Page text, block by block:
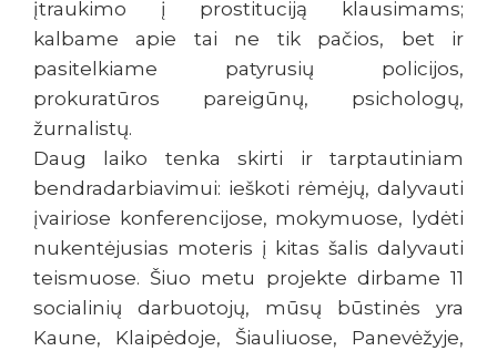
įtraukimo į prostituciją klausimams;
kalbame apie tai ne tik pačios, bet ir
pasitelkiame patyrusių policijos,
prokuratūros pareigūnų, psichologų,
žurnalistų.
Daug laiko tenka skirti ir tarptautiniam
bendradarbiavimui: ieškoti rėmėjų, dalyvauti
įvairiose konferencijose, mokymuose, lydėti
nukentėjusias moteris į kitas šalis dalyvauti
teismuose. Šiuo metu projekte dirbame 11
socialinių darbuotojų, mūsų būstinės yra
Kaune, Klaipėdoje, Šiauliuose, Panevėžyje,